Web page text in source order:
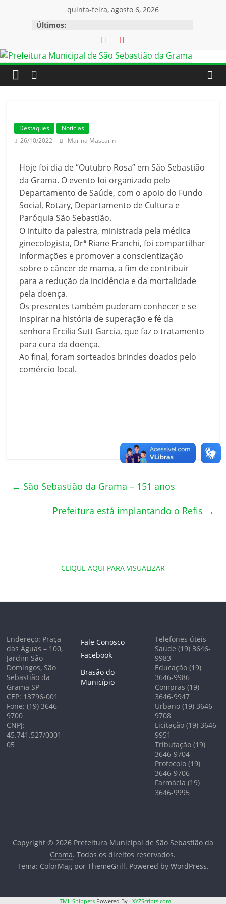
quinta-feira, agosto 6, 2026
Últimos:
Destaques
Notícias
26/10/2022
Marina Mascarin
Hoje foi dia de “Outubro Rosa” em São Sebastião
da Grama. O evento foi organizado pelo
Departamento de Saúde, com o apoio do Fundo
Social, Rotary, Departamento de Cultura e
Paróquia São Sebastião.
O intuito da palestra, ministrada pela médica
ginecologista, Drª Riane Franchi, foi compartilhar
informações e promover a conscientização
sobre o câncer de mama, a fim de contribuir
para a redução da incidência e da mortalidade
pela doença.
Os presentes também puderam conhecer e se
inspirar na história de superação e fé da
senhora Ercilia Sutt Garcia, que faz o tratamento
para cura da doença.
Ao final, foram sorteados brindes doados pelo
comércio local.
← São Sebastião da Grama – 151 anos
Prefeitura está implantando o Refis →
CLIQUE AQUI PARA VISUALIZAR
Endereço: Praça
das Águas – 100,
Jardim São
Domingos, São
Sebastião da
Grama SP
CEP: 13796-001
Fone: (19) 3646-
9700
CNPJ:
45.741.527/0001-
05
Fale Conosco
Facebook
Brasão do
Município
Telefones úteis
Saúde (19) 3646-
9983
Educação (19)
3646-9986
Compras (19)
3646-9947
Urbano (19) 3646-
9708
Licitação (19) 3646-
9951
Tributação (19)
3646-9704
Protocolo (19)
3646-9706
Farmácia (19)
3646-9995
Copyright © 2026 Prefeitura Municipal de São Sebastião da
Grama. Todos os direitos reservados.
Tema: ColorMagpor ThemeGrill. Powered by WordPress.
HTML SnippetsPowered By : XYZScripts.com